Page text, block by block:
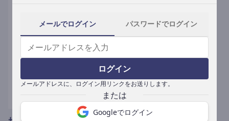
メールでログイン パスワードでログイン
ログイン
メールアドレスに、ログイン用リンクをお送りします。
Googleでログイン